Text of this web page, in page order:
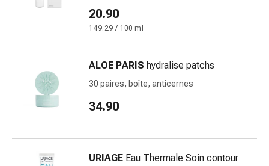
Matériel
coups
soleil
de
changement
20.90
149.29 / 100 ml
ALOE PARIS hydralise patchs
30 paires, boîte, anticernes
34.90
URIAGE Eau Thermale Soin contour